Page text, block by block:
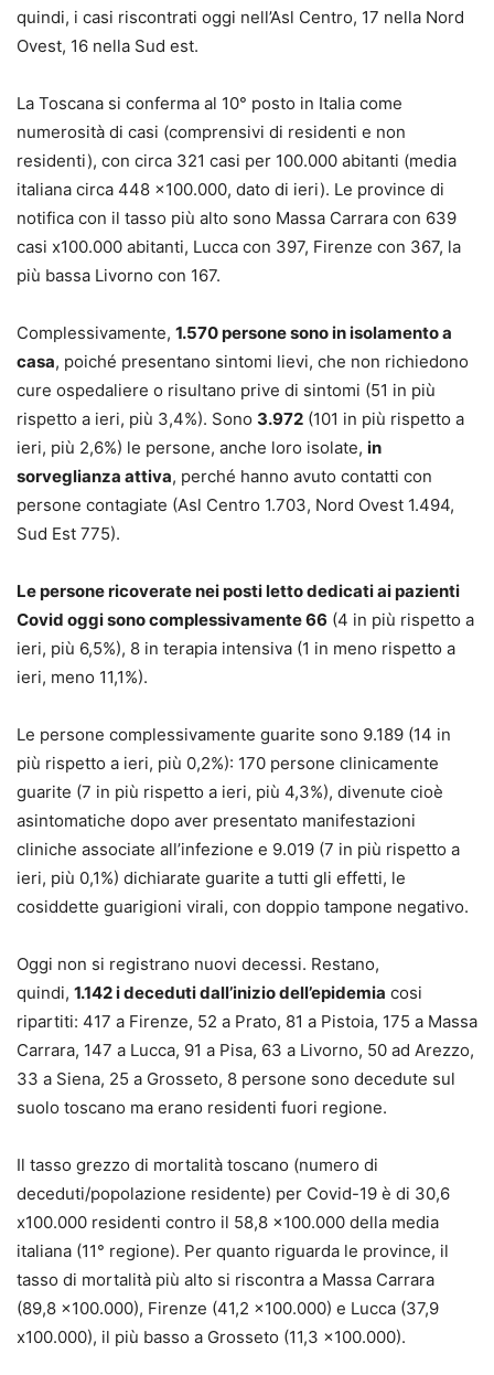
quindi, i casi riscontrati oggi nell’Asl Centro, 17 nella Nord
Ovest, 16 nella Sud est.
La Toscana si conferma al 10° posto in Italia come
numerosità di casi (comprensivi di residenti e non
residenti), con circa 321 casi per 100.000 abitanti (media
italiana circa 448 x100.000, dato di ieri). Le province di
notifica con il tasso più alto sono Massa Carrara con 639
casi x100.000 abitanti, Lucca con 397, Firenze con 367, la
più bassa Livorno con 167.
Complessivamente, 1.570 persone sono in isolamento a
casa, poiché presentano sintomi lievi, che non richiedono
cure ospedaliere o risultano prive di sintomi (51 in più
rispetto a ieri, più 3,4%). Sono 3.972 (101 in più rispetto a
ieri, più 2,6%) le persone, anche loro isolate, in
sorveglianza attiva, perché hanno avuto contatti con
persone contagiate (Asl Centro 1.703, Nord Ovest 1.494,
Sud Est 775).
Le persone ricoverate nei posti letto dedicati ai pazienti
Covid oggi sono complessivamente 66 (4 in più rispetto a
ieri, più 6,5%), 8 in terapia intensiva (1 in meno rispetto a
ieri, meno 11,1%).
Le persone complessivamente guarite sono 9.189 (14 in
più rispetto a ieri, più 0,2%): 170 persone clinicamente
guarite (7 in più rispetto a ieri, più 4,3%), divenute cioè
asintomatiche dopo aver presentato manifestazioni
cliniche associate all’infezione e 9.019 (7 in più rispetto a
ieri, più 0,1%) dichiarate guarite a tutti gli effetti, le
cosiddette guarigioni virali, con doppio tampone negativo.
Oggi non si registrano nuovi decessi. Restano,
quindi, 1.142 i deceduti dall’inizio dell’epidemia cosi
ripartiti: 417 a Firenze, 52 a Prato, 81 a Pistoia, 175 a Massa
Carrara, 147 a Lucca, 91 a Pisa, 63 a Livorno, 50 ad Arezzo,
33 a Siena, 25 a Grosseto, 8 persone sono decedute sul
suolo toscano ma erano residenti fuori regione.
Il tasso grezzo di mortalità toscano (numero di
deceduti/popolazione residente) per Covid-19 è di 30,6
x100.000 residenti contro il 58,8 x100.000 della media
italiana (11° regione). Per quanto riguarda le province, il
tasso di mortalità più alto si riscontra a Massa Carrara
(89,8 x100.000), Firenze (41,2 x100.000) e Lucca (37,9
x100.000), il più basso a Grosseto (11,3 x100.000).